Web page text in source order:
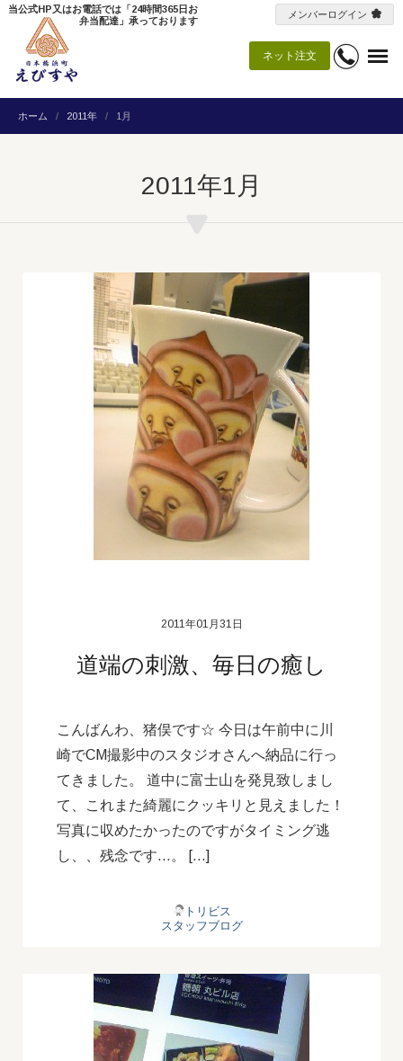
ネット注文
当公式HP又はお電話では「24時間365日お
弁当配達」承っております
メンバーログイン
ホーム 2011年 1月
2011年1月
2011年01月31日
道端の刺激、毎日の癒し
こんばんわ、猪俣です☆ 今日は午前中に川
崎でCM撮影中のスタジオさんへ納品に行っ
てきました。 道中に富士山を発見致しまし
て、これまた綺麗にクッキリと見えました！
写真に収めたかったのですがタイミング逃
し、、残念です…。 […]
トリビス
スタッフブログ